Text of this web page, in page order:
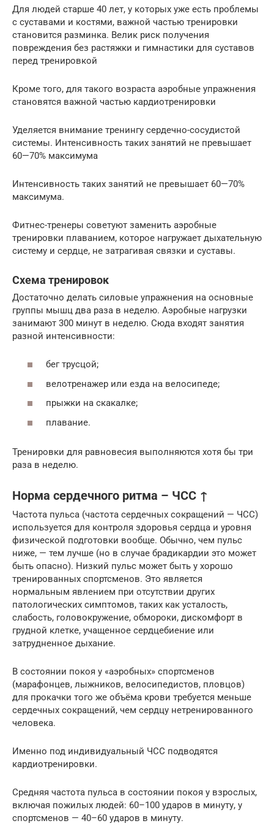
Для людей старше 40 лет, у которых уже есть проблемы
с суставами и костями, важной частью тренировки
становится разминка. Велик риск получения
повреждения без растяжки и гимнастики для суставов
перед тренировкой
Кроме того, для такого возраста аэробные упражнения
становятся важной частью кардиотренировки
Уделяется внимание тренингу сердечно-сосудистой
системы. Интенсивность таких занятий не превышает
60—70% максимума
Интенсивность таких занятий не превышает 60—70%
максимума.
Фитнес-тренеры советуют заменить аэробные
тренировки плаванием, которое нагружает дыхательную
систему и сердце, не затрагивая связки и суставы.
Схема тренировок
Достаточно делать силовые упражнения на основные
группы мышц два раза в неделю. Аэробные нагрузки
занимают 300 минут в неделю. Сюда входят занятия
разной интенсивности:
бег трусцой;
велотренажер или езда на велосипеде;
прыжки на скакалке;
плавание.
Тренировки для равновесия выполняются хотя бы три
раза в неделю.
Норма сердечного ритма – ЧСС ↑
Частота пульса (частота сердечных сокращений — ЧСС)
используется для контроля здоровья сердца и уровня
физической подготовки вообще. Обычно, чем пульс
ниже, — тем лучше (но в случае брадикардии это может
быть опасно). Низкий пульс может быть у хорошо
тренированных спортсменов. Это является
нормальным явлением при отсутствии других
патологических симптомов, таких как усталость,
слабость, головокружение, обмороки, дискомфорт в
грудной клетке, учащенное сердцебиение или
затрудненное дыхание.
В состоянии покоя у «аэробных» спортсменов
(марафонцев, лыжников, велосипедистов, пловцов)
для прокачки того же объёма крови требуется меньше
сердечных сокращений, чем сердцу нетренированного
человека.
Именно под индивидуальный ЧСС подводятся
кардиотренировки.
Средняя частота пульса в состоянии покоя у взрослых,
включая пожилых людей: 60–100 ударов в минуту, у
спортсменов — 40–60 ударов в минуту.